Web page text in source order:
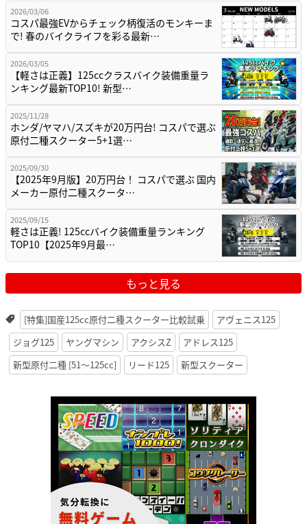
2026/03/06
コスパ最強EVからチェック柄復活のモンキーま
で! 春のバイクライフを彩る最新…
2026/03/05
【軽さは正義】125ccクラスバイク装備重量ラ
ンキング最新TOP10! 新型…
2025/11/28
ホンダ/ヤマハ/スズキが20万円台! コスパで選ぶ
原付二種スクーター5+1選…
2025/09/30
【2025年9月版】20万円台！ コスパで選ぶ 国内
メーカー原付二種スクータ…
2025/09/15
軽さは正義! 125ccバイク装備重量ランキング
TOP10【2025年9月最…
もっと見る
[特集]国産125cc原付二種スクーター比較試乗
アヴェニス125
ジョグ125
ヤングマシン アクシスZ
アドレス125
新型原付二種 [51〜125cc]
リード125 新型スクーター